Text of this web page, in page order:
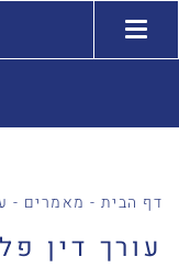
דף הבית - מאמרים -
עורך דין